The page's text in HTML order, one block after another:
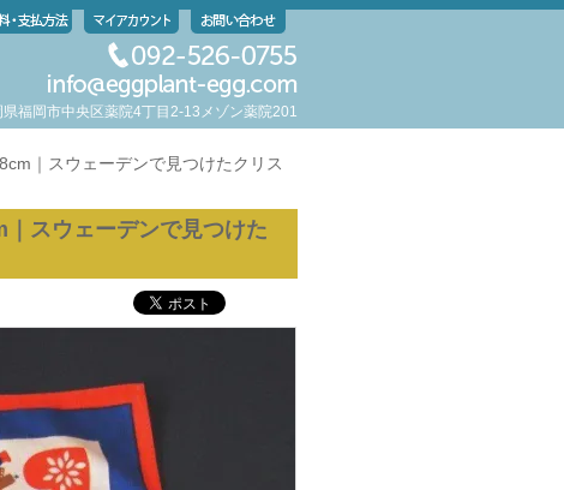
福岡市中央区薬院4丁目2-13メゾン薬院201
｜スウェーデンで見つけたクリス
｜スウェーデンで見つけた